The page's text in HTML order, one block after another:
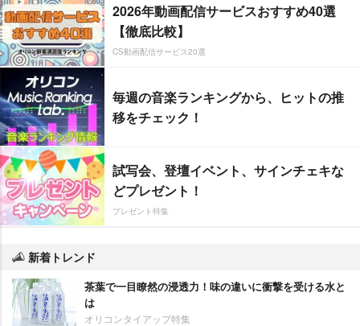
2026年動画配信サービスおすすめ40選
【徹底比較】
CS動画配信サービス20選
毎週の音楽ランキングから、ヒットの推
移をチェック！
試写会、登壇イベント、サインチェキな
どプレゼント！
プレゼント特集
新着トレンド
茶葉で一目瞭然の浸透力！味の違いに衝撃を受ける水と
は
オリコンタイアップ特集